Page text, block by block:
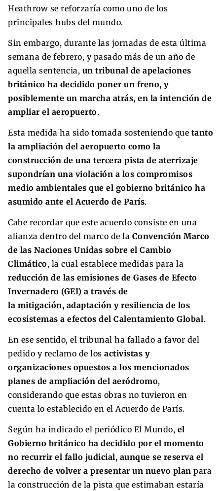
Heathrow se reforzaría como uno de los
principales hubs del mundo.
Sin embargo, durante las jornadas de esta última
semana de febrero, y pasado más de un año de
aquella sentencia, un tribunal de apelaciones
británico ha decidido poner un freno, y
posiblemente un marcha atrás, en la intención de
ampliar el aeropuerto.
Esta medida ha sido tomada sosteniendo que tanto
la ampliación del aeropuerto como la
construcción de una tercera pista de aterrizaje
supondrían una violación a los compromisos
medio ambientales que el gobierno británico ha
asumido ante el Acuerdo de París.
Cabe recordar que este acuerdo consiste en una
alianza dentro del marco de la Convención Marco
de las Naciones Unidas sobre el Cambio
Climático, la cual establece medidas para la
reducción de las emisiones de Gases de Efecto
Invernadero (GEI) a través de
la mitigación, adaptación y resiliencia de los
ecosistemas a efectos del Calentamiento Global.
En ese sentido, el tribunal ha fallado a favor del
pedido y reclamo de los activistas y
organizaciones opuestos a los mencionados
planes de ampliación del aeródromo,
considerando que estas obras no tuvieron en
cuenta lo establecido en el Acuerdo de París.
Según ha indicado el periódico El Mundo, el
Gobierno británico ha decidido por el momento
no recurrir el fallo judicial, aunque se reserva el
derecho de volver a presentar un nuevo plan para
la construcción de la pista que estimaban estaría